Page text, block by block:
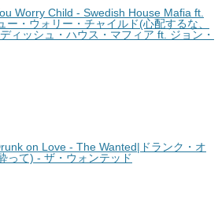
Worry Child - Swedish House Mafia ft.
・ウォリー・チャイルド(心配するな、
ィッシュ・ハウス・マフィア ft. ジョン・
on Love - The Wanted|ドランク・オ
って) - ザ・ウォンテッド